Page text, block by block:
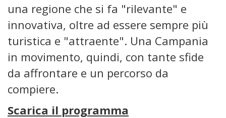
una regione che si fa "rilevante" e
innovativa, oltre ad essere sempre più
turistica e "attraente". Una Campania
in movimento, quindi, con tante sfide
da affrontare e un percorso da
compiere.
Scarica il programma